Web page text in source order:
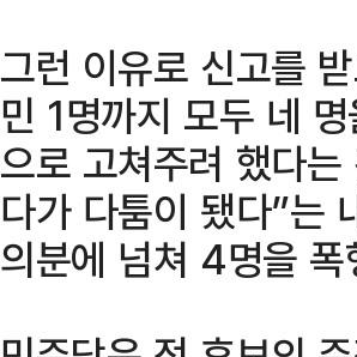
그런 이유로 신고를
민 1명까지 모두 네
으로 고쳐주려 했다
다가 다툼이 됐다”는
의분에 넘쳐 4명을